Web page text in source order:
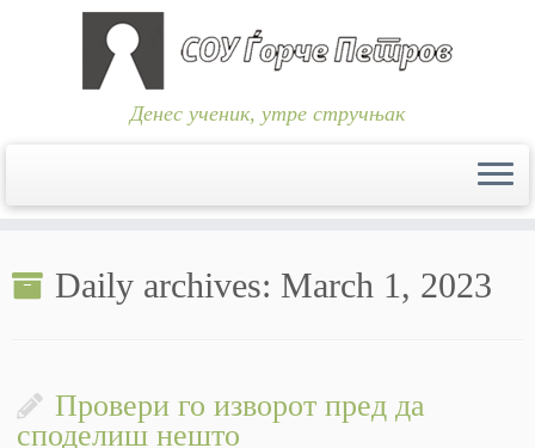
content
Денес ученик, утре стручњак
Daily archives: March 1, 2023
Провери го изворот пред да
споделиш нешто